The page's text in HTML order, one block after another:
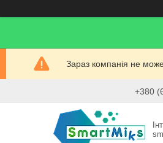
Зараз компанія не
+380